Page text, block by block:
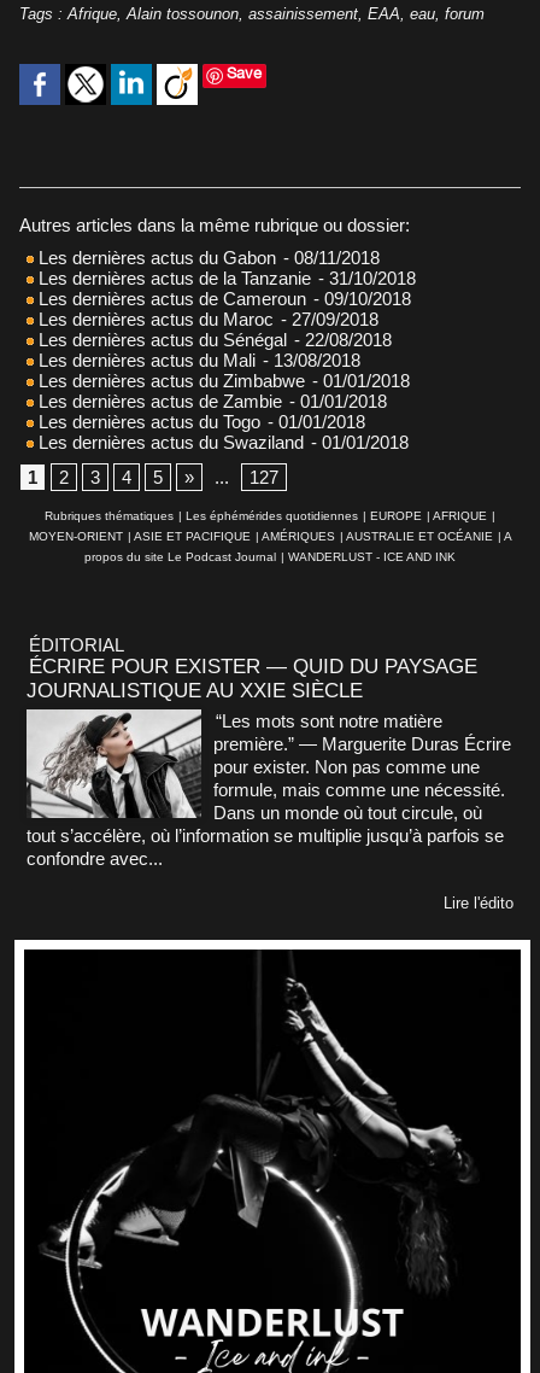
Tags : Afrique Alain tossounon assainissement EAA eau forum
Save
Autres articles dans la même rubrique ou dossier:
Les dernières actus du Gabon - 08/11/2018
Les dernières actus de la Tanzanie - 31/10/2018
Les dernières actus de Cameroun - 09/10/2018
Les dernières actus du Maroc - 27/09/2018
Les dernières actus du Sénégal - 22/08/2018
Les dernières actus du Mali - 13/08/2018
Les dernières actus du Zimbabwe - 01/01/2018
Les dernières actus de Zambie - 01/01/2018
Les dernières actus du Togo - 01/01/2018
Les dernières actus du Swaziland - 01/01/2018
1
2 3 4 5 » ... 127
Rubriques thématiques | Les éphémérides quotidiennes | EUROPE | AFRIQUE |
MOYEN-ORIENT | ASIE ET PACIFIQUE | AMÉRIQUES | AUSTRALIE ET OCÉANIE | A
propos du site Le Podcast Journal | WANDERLUST - ICE AND INK
ÉDITORIAL
ÉCRIRE POUR EXISTER — QUID DU PAYSAGE
JOURNALISTIQUE AU XXIE SIÈCLE
“Les mots sont notre matière
première.” — Marguerite Duras Écrire
pour exister. Non pas comme une
formule, mais comme une nécessité.
Dans un monde où tout circule, où
tout s’accélère, où l’information se multiplie jusqu’à parfois se
confondre avec...
Lire l'édito